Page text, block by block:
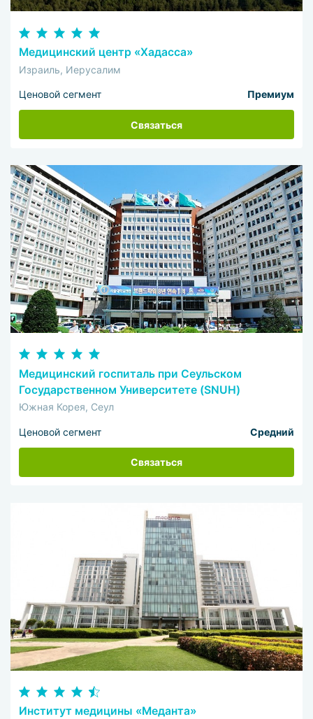
Медицинский центр «Хадасса»
Израиль, Иерусалим
Ценовой сегмент Премиум
Связаться
Медицинский госпиталь при Сеульском
Государственном Университете (SNUH)
Южная Корея, Сеул
Ценовой сегмент Средний
Связаться
Институт медицины «Меданта»